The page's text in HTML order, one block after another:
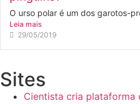
O urso polar é um dos garotos-
Leia mais
29/05/2019
Sites
Cientista cria plataforma